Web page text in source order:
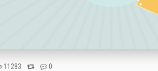
11283 0